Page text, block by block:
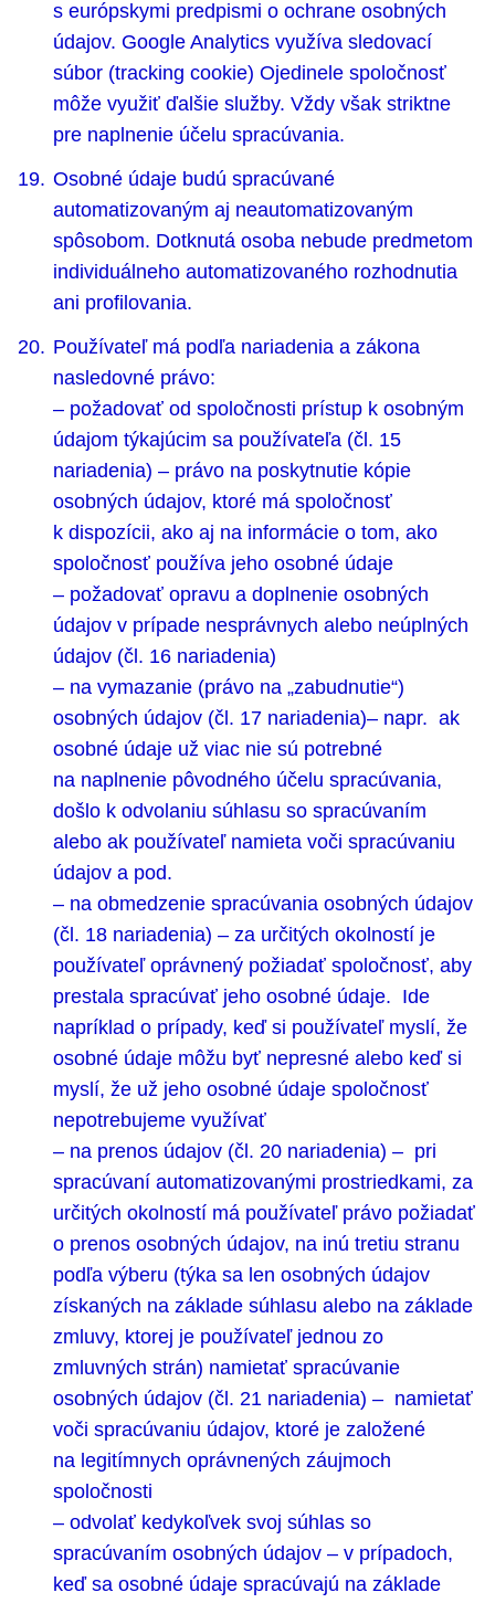
s európskymi predpismi o ochrane osobných
údajov. Google Analytics využíva sledovací
súbor (tracking cookie) Ojedinele spoločnosť
môže využiť ďalšie služby. Vždy však striktne
pre naplnenie účelu spracúvania.
Osobné údaje budú spracúvané
automatizovaným aj neautomatizovaným
spôsobom. Dotknutá osoba nebude predmetom
individuálneho automatizovaného rozhodnutia
ani proﬁlovania.
Používateľ má podľa nariadenia a zákona
nasledovné právo:
– požadovať od spoločnosti prístup k osobným
údajom týkajúcim sa používateľa (čl. 15
nariadenia) – právo na poskytnutie kópie
osobných údajov, ktoré má spoločnosť
k dispozícii, ako aj na informácie o tom, ako
spoločnosť používa jeho osobné údaje
– požadovať opravu a doplnenie osobných
údajov v prípade nesprávnych alebo neúplných
údajov (čl. 16 nariadenia)
– na vymazanie (právo na „zabudnutie“)
osobných údajov (čl. 17 nariadenia)– napr. ak
osobné údaje už viac nie sú potrebné
na naplnenie pôvodného účelu spracúvania,
došlo k odvolaniu súhlasu so spracúvaním
alebo ak používateľ namieta voči spracúvaniu
údajov a pod.
– na obmedzenie spracúvania osobných údajov
(čl. 18 nariadenia) – za určitých okolností je
používateľ oprávnený požiadať spoločnosť, aby
prestala spracúvať jeho osobné údaje. Ide
napríklad o prípady, keď si používateľ myslí, že
osobné údaje môžu byť nepresné alebo keď si
myslí, že už jeho osobné údaje spoločnosť
nepotrebujeme využívať
– na prenos údajov (čl. 20 nariadenia) – pri
spracúvaní automatizovanými prostriedkami, za
určitých okolností má používateľ právo požiadať
o prenos osobných údajov, na inú tretiu stranu
podľa výberu (týka sa len osobných údajov
získaných na základe súhlasu alebo na základe
zmluvy, ktorej je používateľ jednou zo
zmluvných strán) namietať spracúvanie
osobných údajov (čl. 21 nariadenia) – namietať
voči spracúvaniu údajov, ktoré je založené
na legitímnych oprávnených záujmoch
spoločnosti
– odvolať kedykoľvek svoj súhlas so
spracúvaním osobných údajov – v prípadoch,
keď sa osobné údaje spracúvajú na základe